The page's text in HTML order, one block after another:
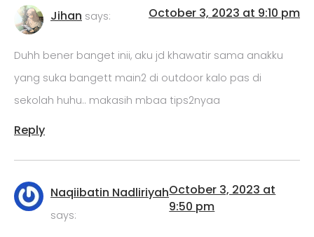
Jihan says: October 3, 2023 at 9:10 pm
Duhh bener banget inii, aku jd khawatir sama anakku
yang suka bangett main2 di outdoor kalo pas di
sekolah huhu.. makasih mbaa tips2nyaa
Reply
Naqiibatin Nadliriyah
says:
October 3, 2023 at
9:50 pm